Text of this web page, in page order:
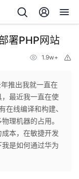
署PHP网站
1.9w+
推出我就一直在
最近我一直在使
在线编译和构建、
理机器的占用。
本，在敏捷开发
是如何通过华为